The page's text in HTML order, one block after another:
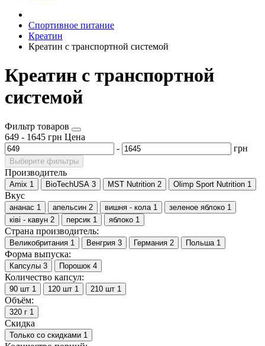
Спортивное питание
Креатин
Креатин с транспортной системой
Креатин с транспортной
системой
Фильтр товаров
649 - 1645 грн Цена
-
грн
Выберите фильтры
Производитель
Amix 1 BioTechUSA 3 MST Nutrition 2 Olimp Sport Nutrition 1
Вкус
ананас 1 апельсин 2 вишня - кола 1 зеленое яблоко 1
ківі - кавун 2 персик 1 яблоко 1
Страна производитель:
Великобритания 1 Венгрия 3 Германия 2 Польша 1
Форма выпуска:
Капсулы 3 Порошок 4
Количество капсул:
90 шт 1 120 шт 1 210 шт 1
Объём:
320 г 1
Скидка
Только со cкидками 1